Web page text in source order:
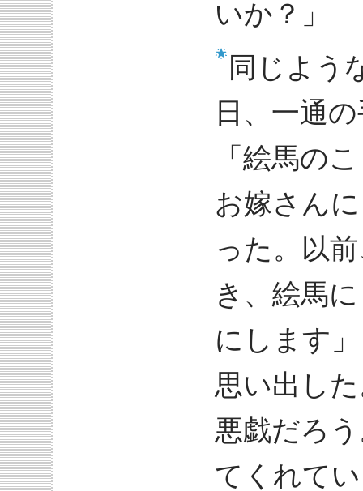
いか？」
同じよう
日、一通
「絵馬の
お嫁さん
った。以
き、絵馬
にします
思い出し
悪戯だろ
てくれて